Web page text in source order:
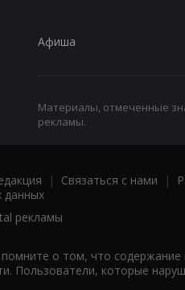
Афиша
Материалы, отмеченные
рекламы.
| Связаться с нами |
данных
рекламы
о том, что
Пользователи, которые